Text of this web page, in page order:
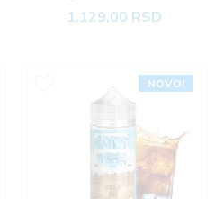
1.129,00 RSD
NOVO!